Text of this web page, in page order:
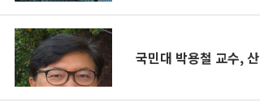
국민대 박용철 교수,